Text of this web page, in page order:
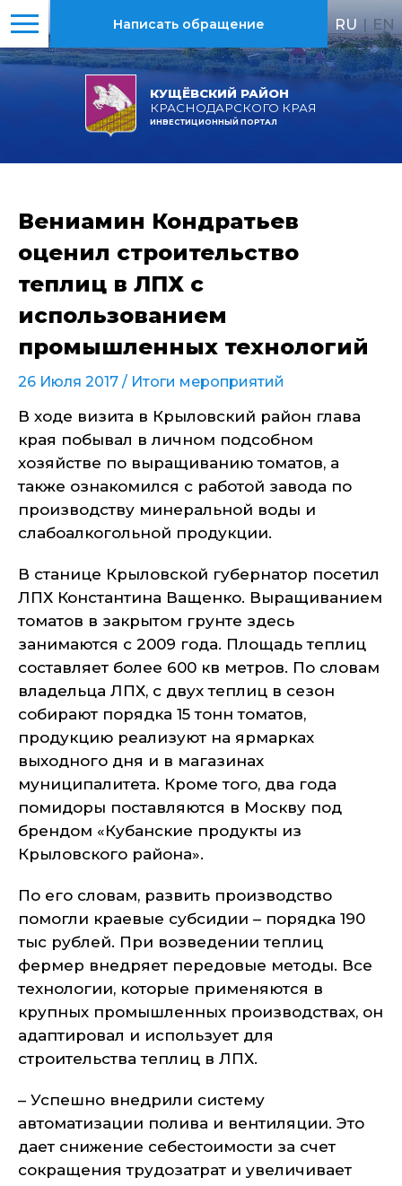
КУЩЁВСКИЙ РАЙОН
КРАСНОДАРСКОГО КРАЯ
ИНВЕСТИЦИОННЫЙ ПОРТАЛ
Написать обращение RU | EN
Вениамин Кондратьев
оценил строительство
теплиц в ЛПХ с
использованием
промышленных технологий
26 Июля 2017 / Итоги мероприятий
В ходе визита в Крыловский район глава
края побывал в личном подсобном
хозяйстве по выращиванию томатов, а
также ознакомился с работой завода по
производству минеральной воды и
слабоалкогольной продукции.
В станице Крыловской губернатор посетил
ЛПХ Константина Ващенко. Выращиванием
томатов в закрытом грунте здесь
занимаются с 2009 года. Площадь теплиц
составляет более 600 кв метров. По словам
владельца ЛПХ, с двух теплиц в сезон
собирают порядка 15 тонн томатов,
продукцию реализуют на ярмарках
выходного дня и в магазинах
муниципалитета. Кроме того, два года
помидоры поставляются в Москву под
брендом «Кубанские продукты из
Крыловского района».
По его словам, развить производство
помогли краевые субсидии – порядка 190
тыс рублей. При возведении теплиц
фермер внедряет передовые методы. Все
технологии, которые применяются в
крупных промышленных производствах, он
адаптировал и использует для
строительства теплиц в ЛПХ.
– Успешно внедрили систему
автоматизации полива и вентиляции. Это
дает снижение себестоимости за счет
сокращения трудозатрат и увеличивает